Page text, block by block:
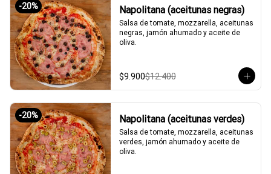
-20% Napolitana (aceitunas negras)
Salsa de tomate, mozzarella, aceitunas
negras, jamón ahumado y aceite de
oliva.
$9.900$12.400
-20% Napolitana (aceitunas verdes)
Salsa de tomate, mozzarella, aceitunas
verdes, jamón ahumado y aceite de
oliva.